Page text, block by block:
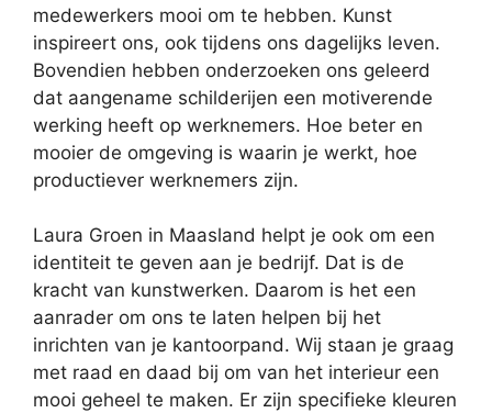
medewerkers mooi om te hebben. Kunst
inspireert ons, ook tijdens ons dagelijks leven.
Bovendien hebben onderzoeken ons geleerd
dat aangename schilderijen een motiverende
werking heeft op werknemers. Hoe beter en
mooier de omgeving is waarin je werkt, hoe
productiever werknemers zijn.
Laura Groen in Maasland helpt je ook om een
identiteit te geven aan je bedrijf. Dat is de
kracht van kunstwerken. Daarom is het een
aanrader om ons te laten helpen bij het
inrichten van je kantoorpand. Wij staan je graag
met raad en daad bij om van het interieur een
mooi geheel te maken. Er zijn specifieke kleuren